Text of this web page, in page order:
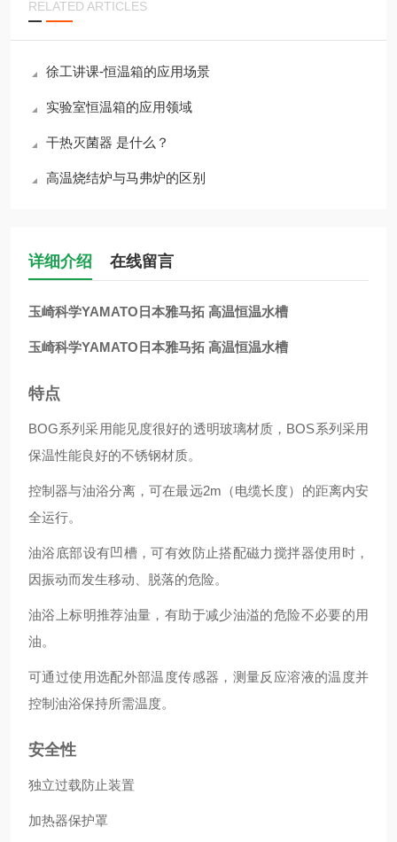
RELATED ARTICLES
徐工讲课-恒温箱的应用场景
实验室恒温箱的应用领域
干热灭菌器 是什么？
高温烧结炉与马弗炉的区别
详细介绍 在线留言
玉崎科学YAMATO日本雅马拓 高温恒温水槽
玉崎科学YAMATO日本雅马拓 高温恒温水槽
特点
BOG系列采用能见度很好的透明玻璃材质，BOS系列采用
保温性能良好的不锈钢材质。
控制器与油浴分离，可在最远2m（电缆长度）的距离内安
全运行。
油浴底部设有凹槽，可有效防止搭配磁力搅拌器使用时，
因振动而发生移动、脱落的危险。
油浴上标明推荐油量，有助于减少油溢的危险不必要的用
油。
可通过使用选配外部温度传感器，测量反应溶液的温度并
控制油浴保持所需温度。
安全性
独立过载防止装置
加热器保护罩